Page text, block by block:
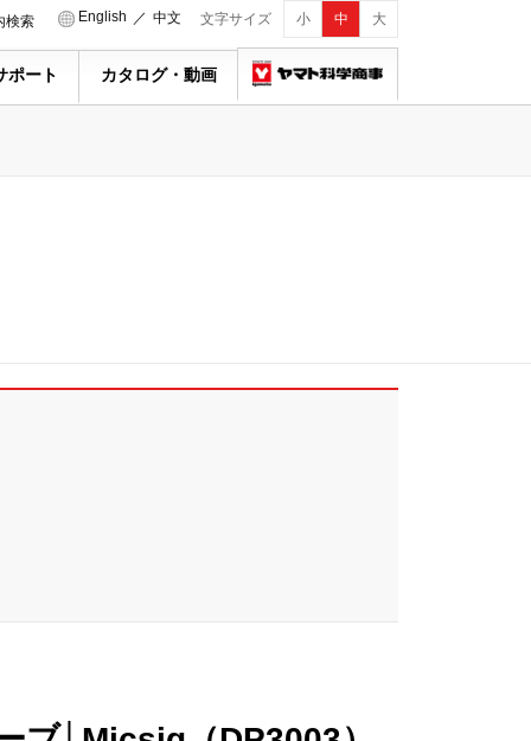
文字サイズ 小 中 大
English ／ 中文
検索
ポート カタログ・動画